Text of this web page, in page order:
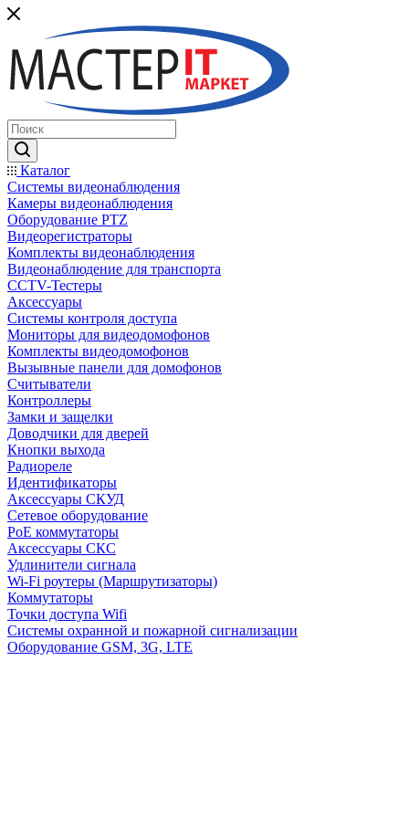
Каталог
Системы видеонаблюдения
Камеры видеонаблюдения
Оборудование PTZ
Видеорегистраторы
Комплекты видеонаблюдения
Видеонаблюдение для транспорта
CCTV-Тестеры
Аксессуары
Системы контроля доступа
Мониторы для видеодомофонов
Комплекты видеодомофонов
Вызывные панели для домофонов
Считыватели
Контроллеры
Замки и защелки
Доводчики для дверей
Кнопки выхода
Радиореле
Идентификаторы
Аксессуары СКУД
Сетевое оборудование
PoE коммутаторы
Аксессуары СКС
Удлинители сигнала
Wi-Fi роутеры (Маршрутизаторы)
Коммутаторы
Точки доступа Wifi
Системы охранной и пожарной сигнализации
Оборудование GSM, 3G, LTE